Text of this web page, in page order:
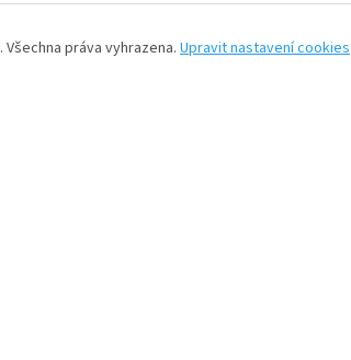
. Všechna práva vyhrazena. Upravit nastavení cookies